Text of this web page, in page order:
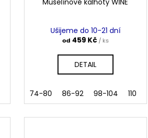
122 128 134 140
Ušijeme do 10-21 dní
od 459 Kč / ks
DETAIL
74-80 86-92 98-104 110